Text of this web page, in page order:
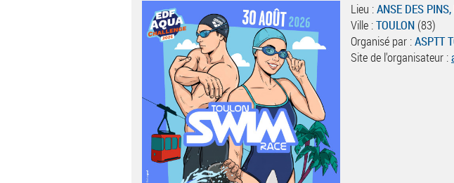
Lieu :ANSE DES
Ville :TOULON (83)
Organisé par :ASPTT
Site de l'organisateur :